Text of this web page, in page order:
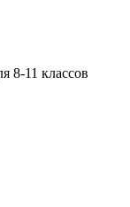
8-11 классов